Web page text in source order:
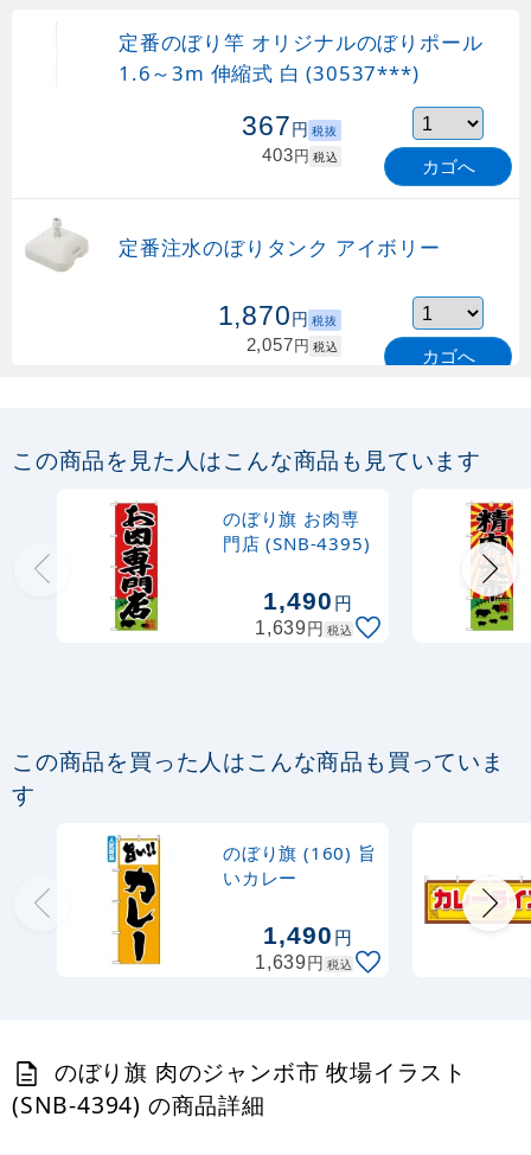
定番のぼり竿 オリジナルのぼりポール
1.6～3m 伸縮式 白 (30537***)
367円 税抜
403円 税込 カゴへ
定番注水のぼりタンク アイボリー
1,870円 税抜
2,057円 税込 カゴへ
1.6～3m 伸縮式 緑 (30537GRN)
売り切れ中
購入不可
定番のぼり竿 オリジナルのぼりポール
1.6～3m 伸縮式 水色 (30537SBL)
定番のぼり竿 オリジナルのぼりポール
367円
403
カゴへ
2,552円 税込
この商品を見た人はこんな商品も見ています
のぼり旗 お肉専
門店 (SNB-4395)
1,490円
1,639円 税込
この商品を買った人はこんな商品も買っていま
す
のぼり旗 (160) 旨
いカレー
1,490円
1,639円 税込
のぼり旗 肉のジャンボ市 牧場イラスト
(SNB-4394) の商品詳細